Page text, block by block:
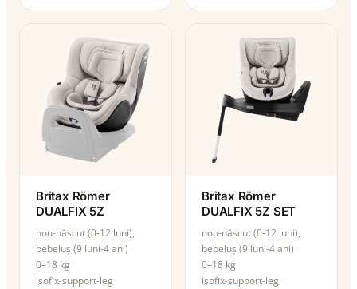
Britax Römer
DUALFIX 5Z
nou-născut (0-12 luni),
bebeluș (9 luni-4 ani)
0–18 kg
isofix-support-leg
Britax Römer
DUALFIX 5Z SET
nou-născut (0-12 luni),
bebeluș (9 luni-4 ani)
0–18 kg
isofix-support-leg